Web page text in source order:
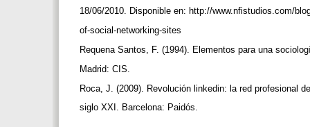
18/06/2010. Disponible en: http://www.nfistudios.com/
of-social-networking-sites
Requena Santos, F. (1994). Elementos para una
Madrid: CIS.
Roca, J. (2009). Revolución linkedin: la red profesional
siglo XXI. Barcelona: Paidós.